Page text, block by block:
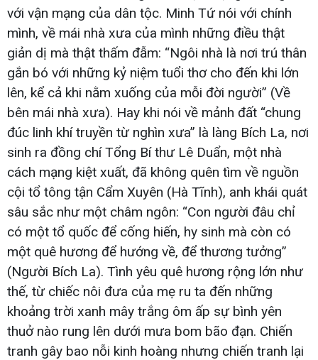
với vận mạng của dân tộc. Minh Tứ nói với chính
mình, về mái nhà xưa của mình những điều thật
giản dị mà thật thấm đẫm: “Ngôi nhà là nơi trú thân
gắn bó với những kỷ niệm tuổi thơ cho đến khi lớn
lên, kể cả khi nằm xuống của mỗi đời người” (Về
bên mái nhà xưa). Hay khi nói về mảnh đất “chung
đúc linh khí truyền từ nghìn xưa” là làng Bích La, nơi
sinh ra đồng chí Tổng Bí thư Lê Duẩn, một nhà
cách mạng kiệt xuất, đã không quên tìm về nguồn
cội tổ tông tận Cẩm Xuyên (Hà Tĩnh), anh khái quát
sâu sắc như một châm ngôn: “Con người đâu chỉ
có một tổ quốc để cống hiến, hy sinh mà còn có
một quê hương để hướng về, để thương tưởng”
(Người Bích La). Tình yêu quê hương rộng lớn như
thế, từ chiếc nôi đưa của mẹ ru ta đến những
khoảng trời xanh mây trắng ôm ấp sự bình yên
thuở nào rung lên dưới mưa bom bão đạn. Chiến
tranh gây bao nỗi kinh hoàng nhưng chiến tranh lại